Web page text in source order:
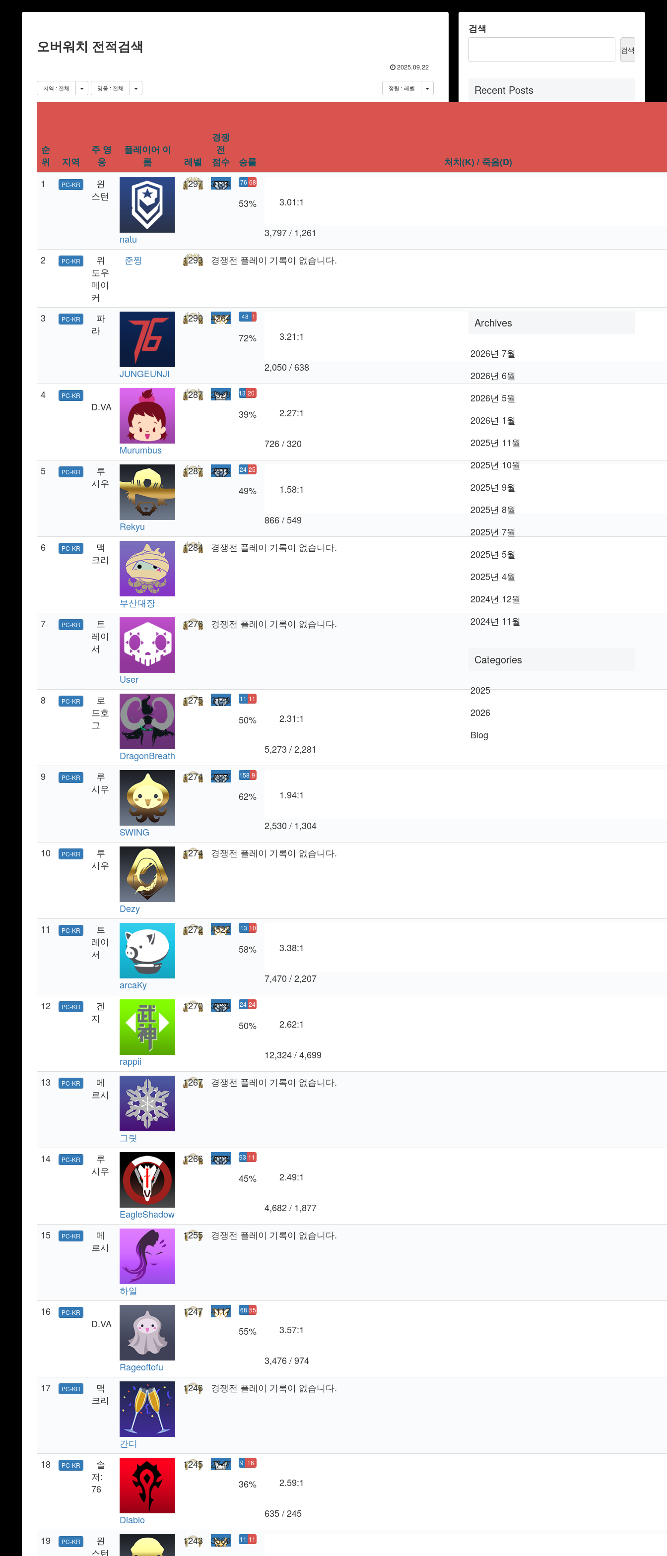
오버워치 전적검색
2025.09.22
지역 : 전체 영웅 : 전체 정렬 : 레벨
순
위
지역
주 영
웅
플레이어 이
름
레벨
경쟁
전
점수
승률
처치(K) / 죽음(D)
1
PC-KR
윈
스턴
natu
1297 3134
76 68
53% 3.01:1
3,797 / 1,261
2 PC-KR
위
도우
메이
커
준찡 1293 경쟁전 플레이 기록이 없습니다.
3 PC-KR
파
라
JUNGEUNJI
1290 4264
48 1
패
72% 3.21:1
2,050 / 638
4 PC-KR
D.VA
Murumbus
1287 2929
13 20
39% 2.27:1
726 / 320
5 PC-KR
루
시우
Rekyu
1287 2916
24 25
49% 1.58:1
866 / 549
6 PC-KR
맥
크리
부산대장
1284 경쟁전 플레이 기록이 없습니다.
7 PC-KR
트
레이
서
User
1276 경쟁전 플레이 기록이 없습니다.
8 PC-KR
로
드호
그
DragonBreath
1275 3149
11
승
11
패
50% 2.31:1
5,273 / 2,281
9 PC-KR
루
시우
SWING
1274 2957
158 9
패
62% 1.94:1
2,530 / 1,304
10 PC-KR
루
시우
Dezy
1274 경쟁전 플레이 기록이 없습니다.
11 PC-KR
트
레이
서
arcaKy
1272 4522
13 10
패
58% 3.38:1
7,470 / 2,207
12 PC-KR
겐
지
rappii
1270 3029
24
승
24
패
50% 2.62:1
12,324 / 4,699
13 PC-KR
메
르시
그릿
1267 경쟁전 플레이 기록이 없습니다.
14 PC-KR
루
시우
EagleShadow
1266 3000
93 11
45% 2.49:1
4,682 / 1,877
15 PC-KR
메
르시
하일
1255 경쟁전 플레이 기록이 없습니다.
16 PC-KR
D.VA
Rageoftofu
1247 4117
68 55
55% 3.57:1
3,476 / 974
17 PC-KR
맥
크리
간디
1246 경쟁전 플레이 기록이 없습니다.
18 PC-KR
솔
저:
76
Diablo
1245 2747
9 16
36% 2.59:1
635 / 245
19 PC-KR
윈
스턴
1243 3569
11 11
검색
검색
Recent Posts
론 기반 이전과 투자자 관점 분석
Archives
2026년 7월
2026년 6월
2026년 5월
2026년 1월
2025년 11월
2025년 10월
2025년 9월
2025년 8월
2025년 7월
2025년 5월
2025년 4월
2024년 12월
2024년 11월
Categories
2025
2026
Blog